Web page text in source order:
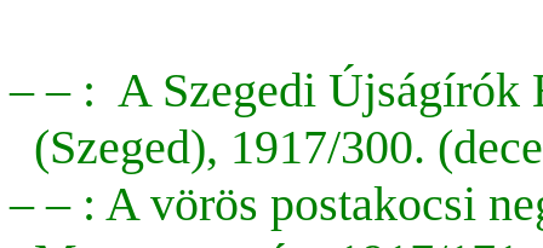
– – : A Szegedi Újságírók
(Szeged), 1917/300.
– – : Avörös postakocsi